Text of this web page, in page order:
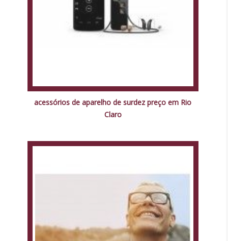
acessórios de aparelho de surdez preço em Rio
Claro